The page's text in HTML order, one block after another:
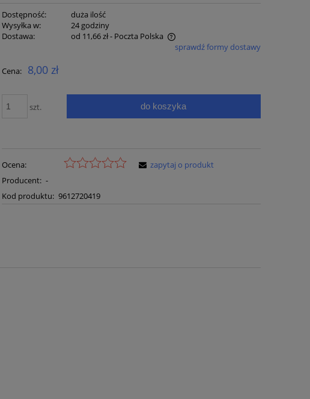
Dostępność:
duża ilość
Wysyłka w:
24 godziny
Dostawa:
od 11,66 zł- Poczta Polska
płatności
sprawdź formy dostawy
Cena: 8,00 zł
szt. do koszyka
Ocena:
Producent: -
Kod produktu: 9612720419
zapytaj o produkt